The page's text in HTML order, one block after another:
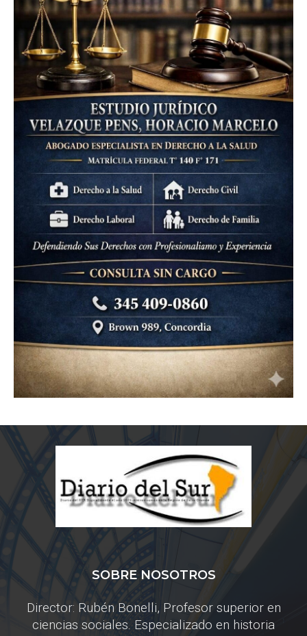
SOBRE NOSOTROS
Director: Rubén Bonelli, Profesor superior en
ciencias sociales. Especializado en historia